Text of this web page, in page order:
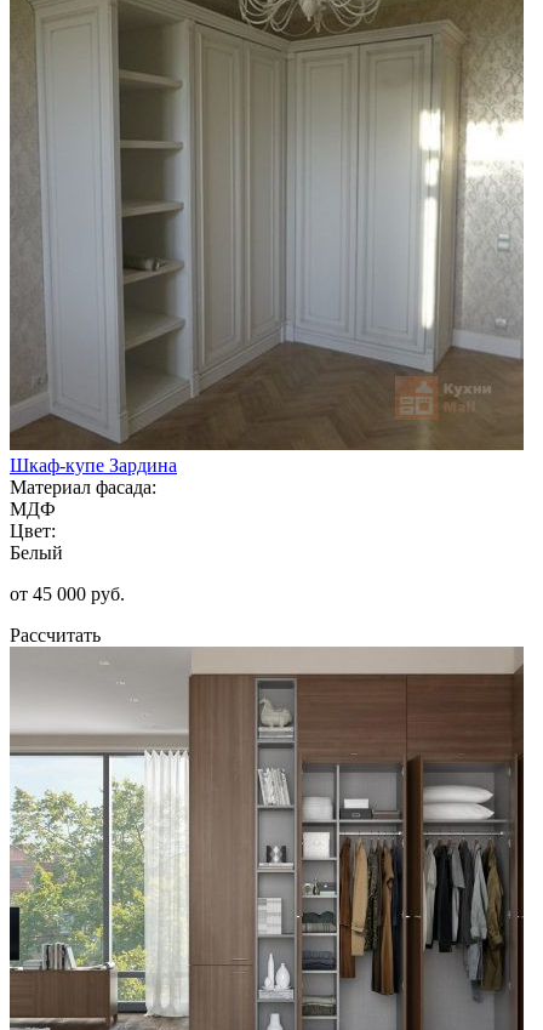
Шкаф-купе Зардина
Материал фасада:
МДФ
Цвет:
Белый
от 45 000 руб.
Рассчитать